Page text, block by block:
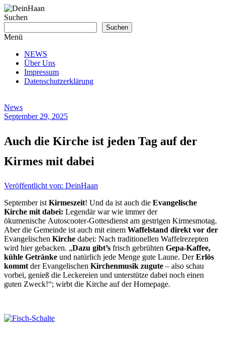
Zum
Inhalt
Haan
Suchen
Suchen
Menü
NEWS
Über Uns
Impressum
Datenschutzerklärung
News
September 29, 2025
Auch die Kirche ist jeden Tag auf der
Kirmes mit dabei
Veröffentlicht von: DeinHaan
September ist Kirmeszeit! Und da ist auch die Evangelische
Kirche mit dabei: Legendär war wie immer der
ökumenische Autoscooter-Gottesdienst am gestrigen Kirmesmotag.
Aber die Gemeinde ist auch mit einem Waffelstand direkt vor der
Evangelischen Kirche dabei: Nach traditionellen Waffelrezepten
wird hier gebacken. „Dazu gibt’s frisch gebrühten Gepa-Kaffee,
kühle Getränke und natürlich jede Menge gute Laune. DerErlös
kommt der Evangelischen Kirchenmusik zugute – also schau
vorbei, genieß die Leckereien und unterstütze dabei noch einen
guten Zweck!“; wirbt die Kirche auf der Homepage.